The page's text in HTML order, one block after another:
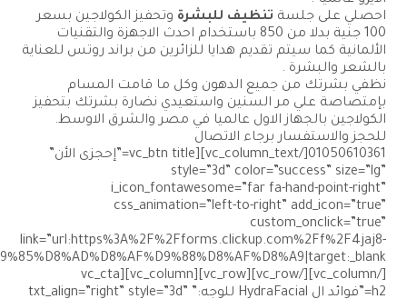
2441%2FKZSCJK6C39YGKKK6J5|title:%D8%A7%D9%84%D8%A3%D8%B9%D8%AF%D8%A7%D8%AF%20%D9%85%D8%AD%D8%AF%D9%88%D8%AF%D8%A9|target:_blank”]